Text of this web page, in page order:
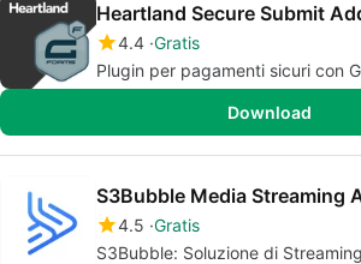
4.4 Gratis
Plugin per pagamenti sicuri con
Download
S3Bubble Media Streaming
4.5 Gratis
S3Bubble: Soluzione di